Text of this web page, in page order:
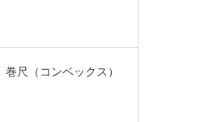
巻尺（コンベックス）